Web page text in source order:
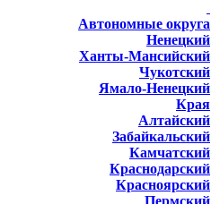
Автономные округа
Ненецкий
Ханты-Мансийский
Чукотский
Ямало-Ненецкий
Края
Алтайский
Забайкальский
Камчатский
Краснодарский
Красноярский
Пермский